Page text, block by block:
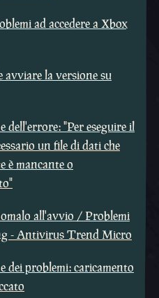
ad accedere a Xbox
avviare la versione su
dell'errore: "Per eseguire il
un file di dati che
è mancante o
all'avvio / Problemi
- Antivirus Trend Micro
dei problemi: caricamento